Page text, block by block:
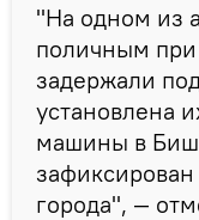
"На одном из
поличным при
задержали
установлена
машины в
города", —